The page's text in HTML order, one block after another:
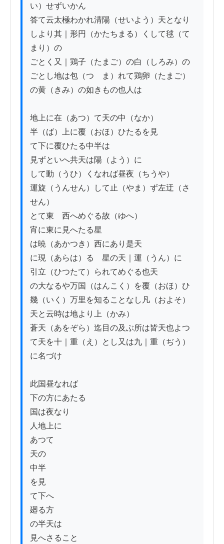
い）せずいかん
答て云太極わかれ清陽（せいよう）天となり
しより其｜形円（かたちまる）くして毬（て
まり）の
ごとく又｜鶏子（たまご）の白（しろみ）の
ごとし地は包（つゝま）れて鶏卵（たまご）
の黄（きみ）の如きもの也人は
地上に在（あつ）て天の中（なか）
半（ば）上に覆（おほ）ひたるを見
て下に覆ひたる中半は
見ずといへ共天は陽（よう）に
して動（うひ）くなれば昼夜（ちうや）
運旋（うんせん）して止（やま）ず左迂（さ
せん）
とて東ゟ西へめぐる故（ゆへ）
宵に東に見へたる星
は暁（あかつき）西にあり是天
に現（あらは）るゝ星の天｜運（うん）に
引立（ひつたて）られてめぐる也天
の大なるや万国（はんこく）を覆（おほ）ひ
幾（いく）万里を知ることなし凡（およそ）
天と云時は地より上（かみ）
蒼天（あをぞら）迄目の及ぶ所は皆天也よつ
て天を十｜重（え）とし又は九｜重（ぢう）
に名づけ
此国昼なれば
下の方にあたる
国は夜なり
人地上に
あつて
天の
中半
を見
て下へ
廻る方
の半天は
見へさること